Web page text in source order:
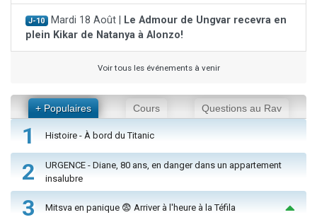
J-10 Mardi 18 Août |
Le Admour de Ungvar recevra en
plein Kikar de Natanya à Alonzo!
Voir tous les événements à venir
+ Populaires Cours Questions au Rav
1 Histoire - À bord du Titanic
2
URGENCE - Diane, 80 ans, en danger dans un appartement
insalubre
3 Mitsva en panique 😨 Arriver à l'heure à la Téfila